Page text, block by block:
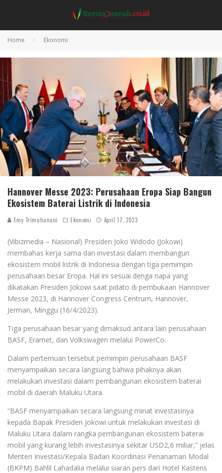
Home Ekonomi
Hannover Messe 2023: Perusahaan Eropa Siap Bangun
Ekosistem Baterai Listrik di Indonesia
Emy Trimahanani Ekonomi April 17, 2023
(Vibizmedia – Nasional) Presiden Joko Widodo (Jokowi)
membahas kerja sama dan investasi dalam membangun
ekosistem mobil listrik di Indonesia dengan tiga pemimpin
perusahaan besar Eropa. Hal ini sesuai denga napa yang
dikatakan Presiden Jokowi saat pidato di pembukaan Hannover
Messe 2023, di Hannover Congress Centrum, Hannover,
Jerman, Minggu (16/4/2023).
Tiga perusahaan besar yang dimaksud antara lain perusahaan
BASF, Eramet, dan Volkswagen melalui PowerCo.
Dalam pertemuan tersebut pemimpin perusahaan BASF
menyampaikan secara langsung bahwa pihaknya akan
melakukan investasi dalam pembangunan ekosistem baterai
mobil di daerah Maluku Utara.
“BASF menyampaikan secara langsung minat investasinya
kepada Bapak Presiden Jokowi untuk melakukan investasi di
Maluku Utara dalam rangka pembangunan ekosistem baterai
mobil yang kurang lebih investasinya sekitar USD2,6 miliar,” jelas
Menteri Investasi/Kepala Badan Koordinasi Penanaman Modal
(BKPM) Bahlil Lahadalia melalui siaran pers dari Hotel Kastens